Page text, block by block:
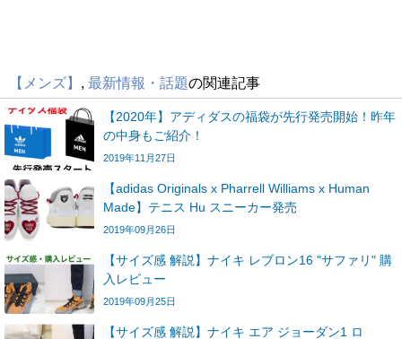
【メンズ】 最新情報・話題の関連記事
【2020年】アディダスの福袋が先行発売開始！昨年
の中身もご紹介！
2019年11月27日
【adidas Originals x Pharrell Williams x Human
Made】テニス Hu スニーカー発売
2019年09月26日
【サイズ感 解説】ナイキ レブロン16 "サファリ" 購
入レビュー
2019年09月25日
【サイズ感 解説】ナイキ エア ジョーダン1 ロ